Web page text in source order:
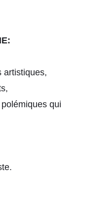
artistiques,
qui